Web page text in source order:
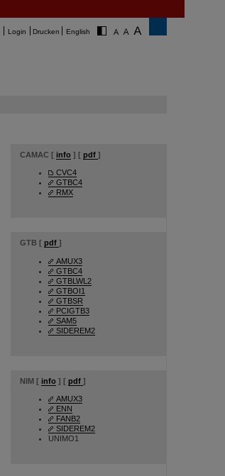
Login Drucken English
CAMAC [ info ] [ pdf ]
CVC4
GTBC4
RMX
GTB [ pdf ]
AMUX3
GTBC4
GTBLWL2
GTBOI1
GTBSR
PCIGTB3
SAM5
SIDEREM2
NIM [ info ] [ pdf ]
AMUX3
ENN
FANB2
SIDEREM2
UNIMO1